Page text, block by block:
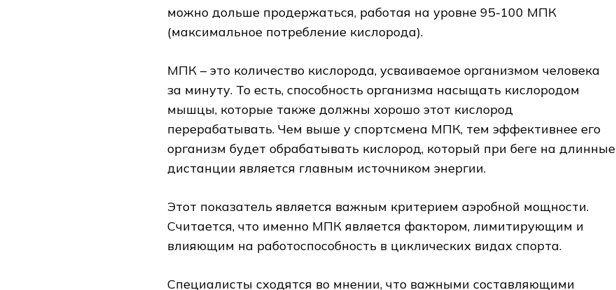
можно дольше продержаться, работая на уровне 95-100 МПК
(максимальное потребление кислорода).
МПК – это количество кислорода, усваиваемое организмом человека
за минуту. То есть, способность организма насыщать кислородом
мышцы, которые также должны хорошо этот кислород
перерабатывать. Чем выше у спортсмена МПК, тем эффективнее его
организм будет обрабатывать кислород, который при беге на длинные
дистанции является главным источником энергии.
Этот показатель является важным критерием аэробной мощности.
Считается, что именно МПК является фактором, лимитирующим и
влияющим на работоспособность в циклических видах спорта.
Специалисты сходятся во мнении, что важными составляющими